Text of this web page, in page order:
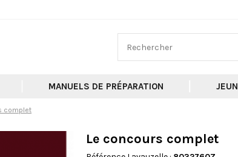
MANUELS DE PRÉPARATION
complet
Le concours complet